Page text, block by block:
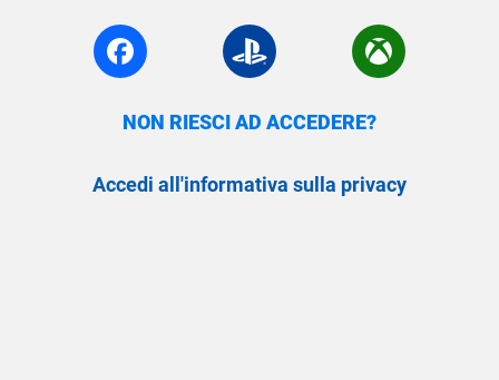
NON RIESCI AD ACCEDERE?
Accedi all'informativa sulla privacy